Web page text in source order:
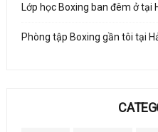
Lớp học Boxing ban đêm ở tại
Phòng tập Boxing gần tôi tại